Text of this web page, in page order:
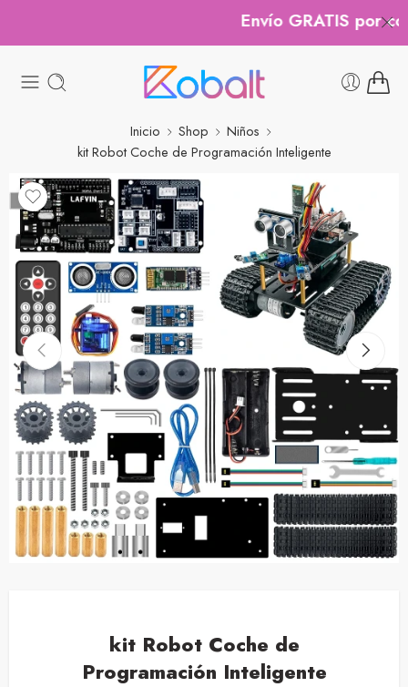
Envío GRATIS por
Inicio Shop
Niños
kit Robot Coche de Programación Inteligente
kit Robot Coche de
Programación Inteligente